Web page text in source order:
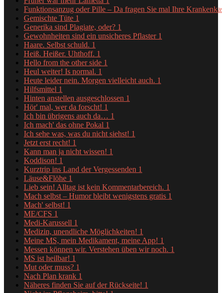
Funktionsanzug oder Pille – Da fragen Sie mal Ihre
Gemischte Tüte 1
Generika sind Plagiate, oder? 1
Gewohnheiten sind ein unsicheres Pflaster 1
Haare. Selbst schuld. 1
Heiß. Heißer. Uhthoff. 1
Hello from the other side 1
Heul weiter! Is normal. 1
Heute leider nein. Morgen vielleicht auch. 1
Hilfsmittel 1
Hinten anstellen ausgeschlossen 1
Hör' mal, wer da forscht! 1
Ich bin übrigens auch da… 1
Ich mach' das ohne Pokal 1
Ich sehe was, was du nicht siehst! 1
Jetzt erst recht! 1
Kann man ja nicht wissen! 1
Koddison! 1
Kurztrip ins Land der Vergessenden 1
Läuse&Flöhe 1
Lieb sein! Alltag ist kein Kommentarbereich. 1
Mach selbst – Humor bleibt wenigstens gratis 1
Mach' selbst! 1
ME/CFS 1
Medi-Karussell 1
Medizin, unendliche Möglichkeiten! 1
Meine MS, mein Medikament, meine App! 1
Messen können wir. Verstehen üben wir noch. 1
MS ist heilbar! 1
Mut oder muss? 1
Nach Plan krank 1
Näheres finden Sie auf der Rückseite! 1